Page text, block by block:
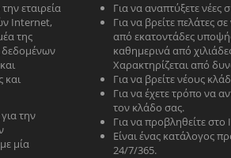
εταιρεία
Internet,
της
δεδομένων
και
την
μία
Για να αναπτύξετε νέες
Για να βρείτε πελάτες
από εκατοντάδες
καθημερινά από
Χαρακτηρίζεται από
Για να βρείτε νέους
Για να έχετε τρόπο να
τον κλάδο σας.
Για να προβληθείτε
Είναι ένας κατάλογος
24/7/365.